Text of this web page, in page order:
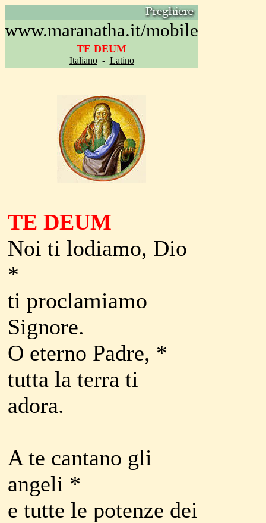
www.maranatha.it/mobile
TE DEUM
Italiano- Latino
TE DEUM
Noi ti lodiamo, Dio
*
ti proclamiamo
Signore.
O eterno Padre, *
tutta la terra ti
adora.
A te cantano gli
angeli *
e tutte le potenze dei